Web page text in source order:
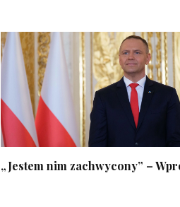
„Jestem nim zachwycony” –